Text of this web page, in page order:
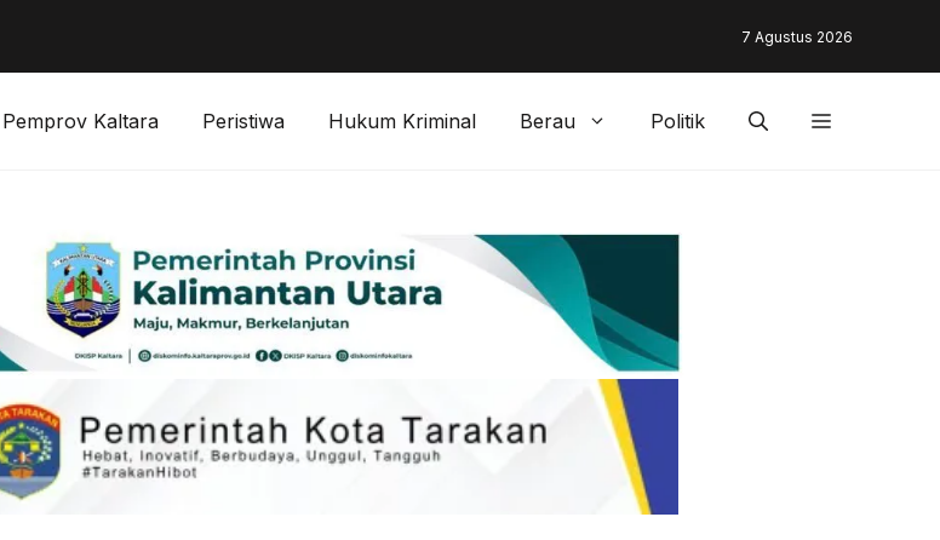
7 Agustus 2026
Pemprov Kaltara Peristiwa Hukum Kriminal Berau Politik